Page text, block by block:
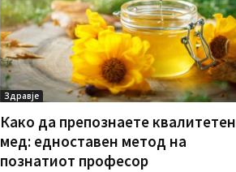
Здравје
Како да препознаете квалитетен
мед: едноставен метод на
познатиот професор